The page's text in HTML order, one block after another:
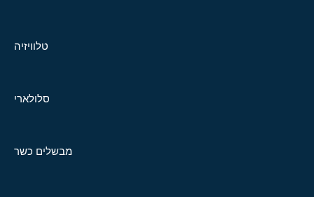
טלוויזיה
סלולארי
מבשלים כשר